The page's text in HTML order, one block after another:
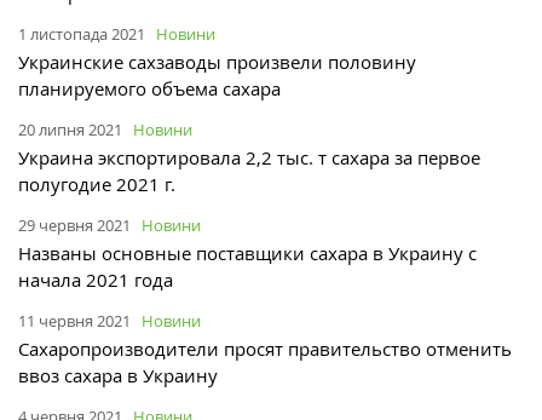
1 листопада 2021 Новини
Украинские сахзаводы произвели половину
планируемого объема сахара
20 липня 2021 Новини
Украина экспортировала 2,2 тыс. т сахара за первое
полугодие 2021 г.
29 червня 2021 Новини
Названы основные поставщики сахара в Украину с
начала 2021 года
11 червня 2021 Новини
Сахаропроизводители просят правительство отменить
ввоз сахара в Украину